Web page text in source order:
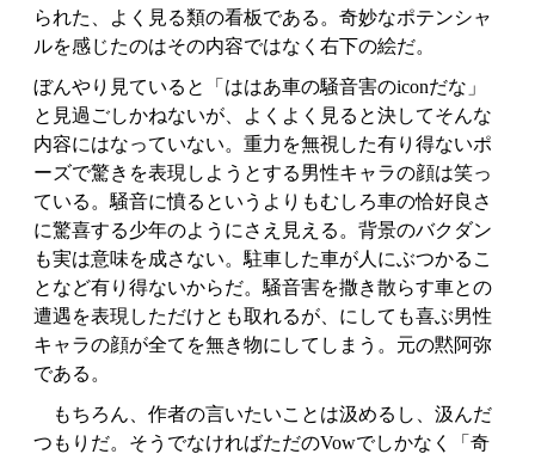
られた、よく見る類の看板である。奇妙なポテンシャ
ルを感じたのはその内容ではなく右下の絵だ。
ぼんやり見ていると「ははあ車の騒音害のiconだな」
と見過ごしかねないが、よくよく見ると決してそんな
内容にはなっていない。重力を無視した有り得ないポ
ーズで驚きを表現しようとする男性キャラの顔は笑っ
ている。騒音に憤るというよりもむしろ車の恰好良さ
に驚喜する少年のようにさえ見える。背景のバクダン
も実は意味を成さない。駐車した車が人にぶつかるこ
となど有り得ないからだ。騒音害を撒き散らす車との
遭遇を表現しただけとも取れるが、にしても喜ぶ男性
キャラの顔が全てを無き物にしてしまう。元の黙阿弥
である。
もちろん、作者の言いたいことは汲めるし、汲んだ
つもりだ。そうでなければただのVowでしかなく「奇